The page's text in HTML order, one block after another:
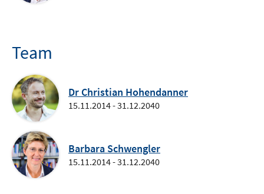
Team
Dr Christian Hohendanner
15.11.2014 - 31.12.2040
Barbara Schwengler
15.11.2014 - 31.12.2040